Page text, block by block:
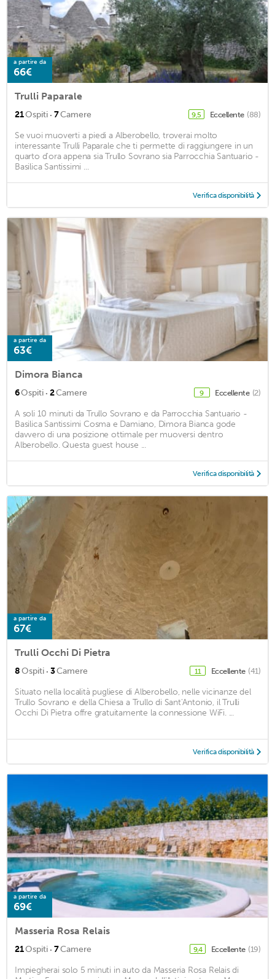
a partire da
66€
Trulli Paparale
21Ospiti · 7Camere 9,5 Eccellente (88)
Se vuoi muoverti a piedi a Alberobello, troverai molto
interessante Trulli Paparale che ti permette di raggiungere in un
quarto d'ora appena sia Trullo Sovrano sia Parrocchia Santuario -
Basilica Santissimi ...
Verifica disponibilità
a partire da
63€
Dimora Bianca
6Ospiti · 2Camere 9 Eccellente (2)
A soli 10 minuti da Trullo Sovrano e da Parrocchia Santuario -
Basilica Santissimi Cosma e Damiano, Dimora Bianca gode
davvero di una posizione ottimale per muoversi dentro
Alberobello. Questa guest house ...
Verifica disponibilità
a partire da
67€
Trulli Occhi Di Pietra
8Ospiti · 3Camere 11 Eccellente (41)
Situato nella località pugliese di Alberobello, nelle vicinanze del
Trullo Sovrano e della Chiesa a Trullo di Sant'Antonio, il Trulli
Occhi Di Pietra offre gratuitamente la connessione WiFi. ...
Verifica disponibilità
a partire da
69€
Masseria Rosa Relais
21Ospiti · 7Camere 9,4 Eccellente (19)
Impiegherai solo 5 minuti in auto da Masseria Rosa Relais di